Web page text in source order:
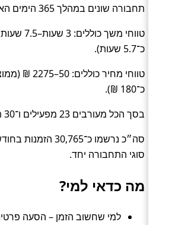
תחבורה שונים במהלך 365 הימים האחרונים.
טווחי משך
כ־5.7 שעות).
טווחי מחיר
כ־180 ₪).
בסך הכל מעורבים 23 מפעילים ו־30 תחנות מוצא/יעד.
סה״כ נרשמו כ־30,765
סוגי התחבורה יחד.
מה כדאי למי?